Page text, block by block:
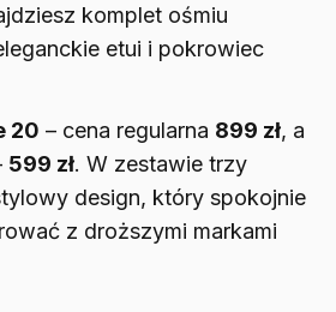
komplet ośmiu
etui i pokrowiec
20 – cena regularna 899 zł, a
599 zł. W zestawie trzy
design, który spokojnie
z droższymi markami